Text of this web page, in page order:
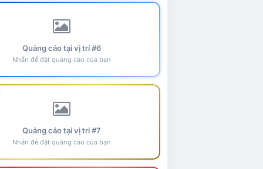
Quảng cáo tại vị trí #6
Nhấn để đặt quảng cáo của bạn
Quảng cáo tại vị trí #7
Nhấn để đặt quảng cáo của bạn